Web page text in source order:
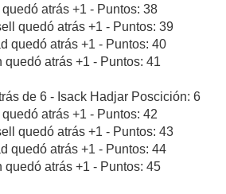
atrás +1 - Puntos: 38
quedó atrás +1 - Puntos: 39
quedó atrás +1 - Puntos: 40
quedó atrás +1 - Puntos: 41
de 6 - Isack Hadjar Poscición: 6
atrás +1 - Puntos: 42
quedó atrás +1 - Puntos: 43
quedó atrás +1 - Puntos: 44
quedó atrás +1 - Puntos: 45